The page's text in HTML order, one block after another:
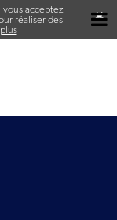
acceptez
réaliser des
✖